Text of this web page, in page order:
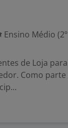
Ensino Médio
de Loja
Como parte